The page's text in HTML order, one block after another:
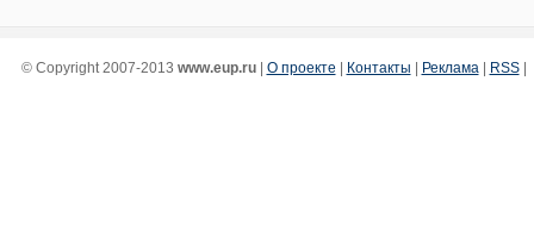
© Copyright 2007-2013 www.eup.ru| О проекте | Контакты | Реклама | RSS|